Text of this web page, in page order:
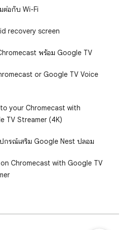
ต่อกับ Wi-Fi
recovery screen
พร้อม Google TV
or Google TV Voice
your Chromecast with
TV Streamer (4K)
กรณ์เสริม Google Nest ปลอม
Chromecast with Google TV